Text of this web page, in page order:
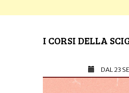
I CORSI DELLA
DAL23